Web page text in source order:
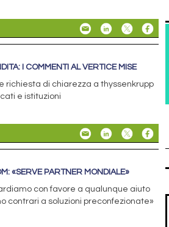
I COMMENTI AL VERTICE MISE
richiesta di chiarezza a thyssenkrupp
e istituzioni
«SERVE PARTNER MONDIALE»
con favore a qualunque aiuto
contrari a soluzioni preconfezionate»